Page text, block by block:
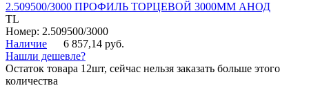
2.509500/3000 ПРОФИЛЬ ТОРЦЕВОЙ 3000ММ АНОД
TL
Номер: 2.509500/3000
Наличие
6 857,14 руб.
Нашли дешевле?
Остаток товара 12шт, сейчас нельзя заказать больше этого
количества